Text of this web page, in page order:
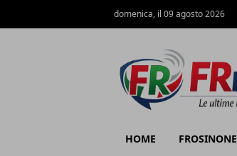
domenica, il 09 agosto 2026
HOME FROSINONE